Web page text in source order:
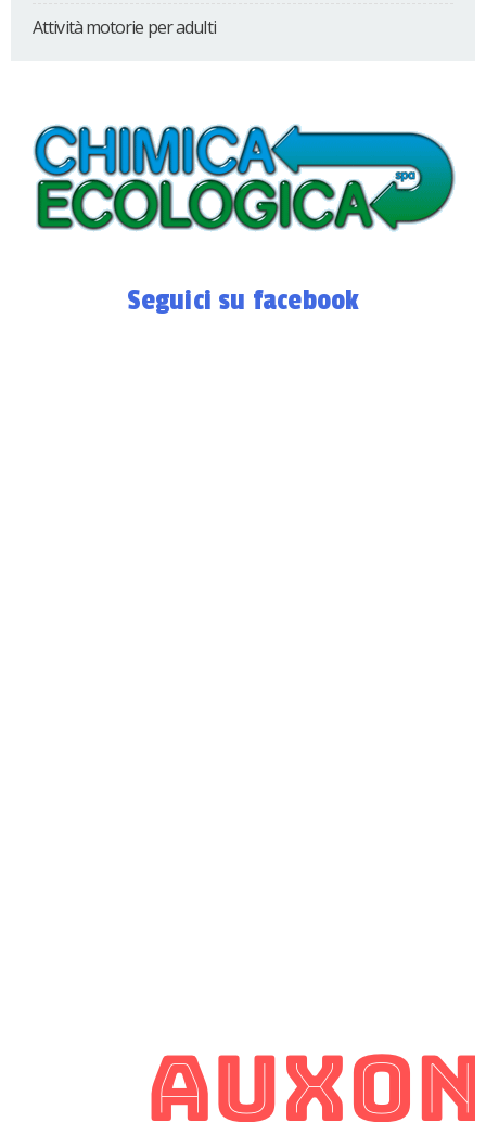
Attività motorie per adulti
Seguici su facebook